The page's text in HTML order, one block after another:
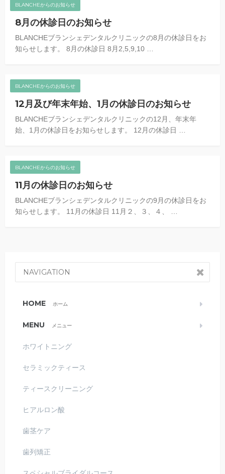
BLANCHEからのお知らせ
8月の休診日のお知らせ
BLANCHEブランシェデンタルクリニックの8月の休診日をお
知らせします。 8月の休診日 8月2,5,9,10 …
BLANCHEからのお知らせ
12月及び年末年始、1月の休診日のお知らせ
BLANCHEブランシェデンタルクリニックの12月、年末年
始、1月の休診日をお知らせします。 12月の休診日 …
BLANCHEからのお知らせ
11月の休診日のお知らせ
BLANCHEブランシェデンタルクリニックの9月の休診日をお
知らせします。 11月の休診日 11月２、３、４、 …
NAVIGATION
HOME ホーム
MENU メニュー
ホワイトニング
セラミックティース
ティースクリーニング
ヒアルロン酸
歯茎ケア
歯列矯正